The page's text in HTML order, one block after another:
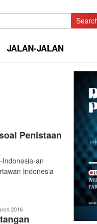
JALAN-JALAN
Penistaan
an
Indonesia
2016